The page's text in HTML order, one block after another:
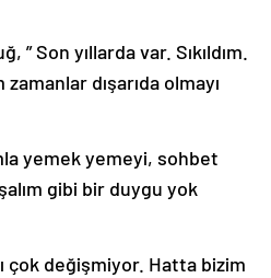
Son yıllarda var. Sıkıldım.
dışarıda olmayı
yemek yemeyi, sohbet
gibi bir duygu yok
çok değişmiyor. Hatta bizim